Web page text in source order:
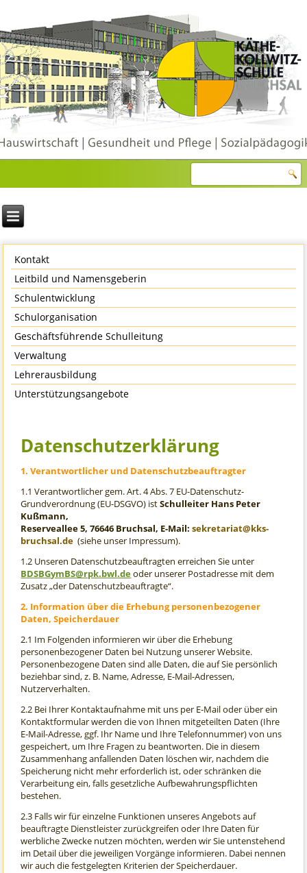
Kontakt
Leitbild und Namensgeberin
Schulentwicklung
Schulorganisation
Geschäftsführende Schulleitung
Verwaltung
Lehrerausbildung
Unterstützungsangebote
Datenschutzerklärung
1. Verantwortlicher und Datenschutzbeauftragter
1.1 Verantwortlicher gem. Art. 4 Abs. 7 EU-Datenschutz-
Grundverordnung (EU-DSGVO) istSchulleiter Hans Peter
Kußmann,
Reserveallee 5, 76646 Bruchsal, E-Mail:sekretariat@kks-
bruchsal.de (siehe unser Impressum).
1.2 Unseren Datenschutzbeauftragten erreichen Sie unter
BDSBGymBS@rpk.bwl.deoder unserer Postadresse mit dem
Zusatz „der Datenschutzbeauftragte“.
2. Information über die Erhebung personenbezogener
Daten, Speicherdauer
2.1 Im Folgenden informieren wir über die Erhebung
personenbezogener Daten bei Nutzung unserer Website.
Personenbezogene Daten sind alle Daten, die auf Sie persönlich
beziehbar sind, z. B. Name, Adresse, E-Mail-Adressen,
Nutzerverhalten.
2.2 Bei Ihrer Kontaktaufnahme mit uns per E-Mail oder über ein
Kontaktformular werden die von Ihnen mitgeteilten Daten (Ihre
E-Mail-Adresse, ggf. Ihr Name und Ihre Telefonnummer) von uns
gespeichert, um Ihre Fragen zu beantworten. Die in diesem
Zusammenhang anfallenden Daten löschen wir, nachdem die
Speicherung nicht mehr erforderlich ist, oder schränken die
Verarbeitung ein, falls gesetzliche Aufbewahrungspflichten
bestehen.
2.3 Falls wir für einzelne Funktionen unseres Angebots auf
beauftragte Dienstleister zurückgreifen oder Ihre Daten für
werbliche Zwecke nutzen möchten, werden wir Sie untenstehend
im Detail über die jeweiligen Vorgänge informieren. Dabei nennen
wir auch die festgelegten Kriterien der Speicherdauer.